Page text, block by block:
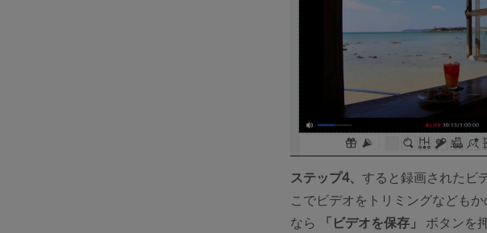
ステップ4、 すると録画されたビ
こでビデオをトリミングなども
なら
「ビデオを保存」 ボタンを